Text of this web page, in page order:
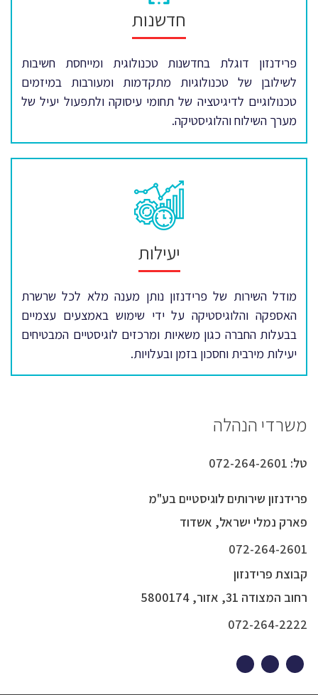
חדשנות
פרידנזון דוגלת בחדשנות טכנולוגית ומייחסת חשיבות
לשילובן של טכנולוגיות מתקדמות ומעורבות במיזמים
טכנולוגיים לדיגיטציה של תחומי עיסוקה ולתפעול יעיל של
מערך השילוח והלוגיסטיקה.
יעילות
מודל השירות של פרידנזון נותן מענה מלא לכל שרשרת
האספקה והלוגיסטיקה על ידי שימוש באמצעים עצמיים
בבעלות החברה כגון משאיות ומרכזים לוגיסטיים המבטיחים
יעילות מירבית וחסכון בזמן ובעלויות.
משרדי הנהלה
טל: 072-264-2601
פרידנזון שירותים לוגיסטיים בע"מ
פארק נמלי ישראל, אשדוד
072-264-2601
קבוצת פרידנזון
רחוב המצודה 31, אזור, 5800174
072-264-2222